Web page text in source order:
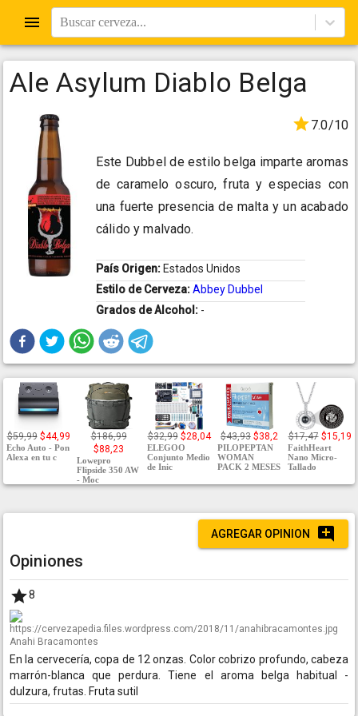
Buscar cerveza...
Ale Asylum Diablo Belga
7.0/10
Este Dubbel de estilo belga imparte aromas
de caramelo oscuro, fruta y especias con
una fuerte presencia de malta y un acabado
cálido y malvado.
País Origen: Estados Unidos
Estilo de Cerveza:Abbey Dubbel
Grados de Alcohol: -
$59,99 $44,99
Echo Auto - Pon
Alexa en tu c
$186,99
$88,23
Lowepro
Flipside 350 AW
- Moc
$32,99 $28,04
ELEGOO
Conjunto Medio
de Inic
$43,93 $38,2
PILOPEPTAN
WOMAN
PACK 2 MESES
$17,47 $15,19
FaithHeart
Nano Micro-
Tallado
AGREGAR OPINION
Opiniones
8
Anahi Bracamontes
En la cervecería, copa de 12 onzas. Color cobrizo profundo, cabeza
marrón-blanca que perdura. Tiene el aroma belga habitual -
dulzura, frutas. Fruta sutil